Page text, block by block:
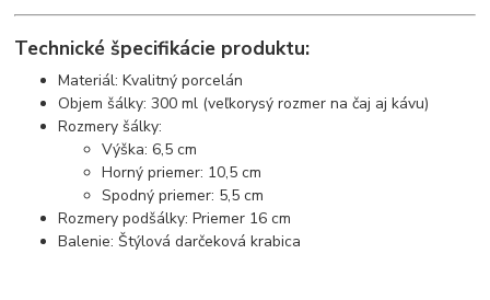
Technické špecifikácie produktu:
Materiál: Kvalitný porcelán
Objem šálky: 300 ml (veľkorysý rozmer na čaj aj kávu)
Rozmery šálky:
Výška: 6,5 cm
Horný priemer: 10,5 cm
Spodný priemer: 5,5 cm
Rozmery podšálky: Priemer 16 cm
Balenie: Štýlová darčeková krabica